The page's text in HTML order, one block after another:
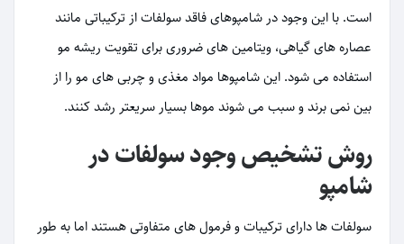
است. با این وجود در شامپوهای فاقد سولفات از ترکیباتی مانند
عصاره های گیاهی، ویتامین های ضروری برای تقویت ریشه مو
استفاده می شود. این شامپوها مواد مغذی و چربی های مو را از
بین نمی برند و سبب می شوند موها بسیار سریعتر رشد کنند.
روش تشخیص وجود سولفات در
شامپو
سولفات ها دارای ترکیبات و فرمول های متفاوتی هستند اما به طور